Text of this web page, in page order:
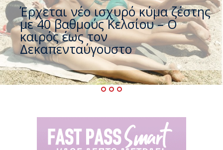
Έρχεται νέο ισχυρό κύμα ζέστης
με 40 βαθμούς Κελσίου – Ο
καιρός έως τον
Δεκαπενταύγουστο